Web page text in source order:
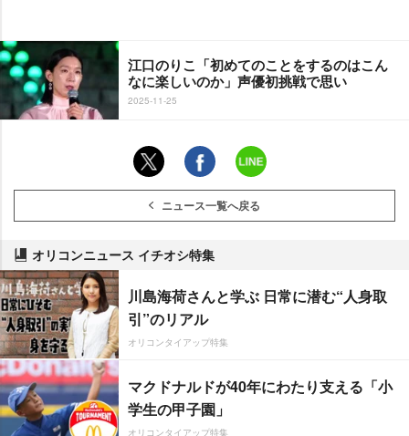
江口のりこ「初めてのことをするのはこん
なに楽しいのか」声優初挑戦で思い
2025-11-25
ニュース一覧へ戻る
オリコンニュース イチオシ特集
川島海荷さんと学ぶ 日常に潜む“人身取
引”のリアル
オリコンタイアップ特集
マクドナルドが40年にわたり支える「小
学生の甲子園」
オリコンタイアップ特集